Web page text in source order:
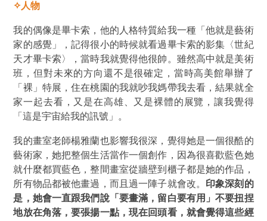
✧人物
我的偶像是畢卡索，他的人格特質給我一種「他就是藝術
家的感覺」，記得很小的時候就看過畢卡索的影集〈世紀
天才畢卡索〉，當時我就覺得他很帥。雖然高中就是美術
班，但對未來的方向還不是很確定，當時高美館舉辦了
「裸」特展，住在桃園的我就吵我媽帶我去看，結果就全
家一起去看，又是在高雄、又是裸體的展覽，讓我覺得
「這是宇宙給我的訊號」。
我的畫室老師楊雅蘭也影響我很深，覺得她是一個很酷的
藝術家，她把整個生活當作一個創作，因為很喜歡藍色她
就什麼都買藍色，整間畫室從牆壁到櫃子都是她的作品，
所有物品都被他畫過，而且過一陣子就會改。
印象深刻的
是，她會一直跟我們說「要畫滿，留白要有用」不要扭捏
地放在角落，要張揚一點，現在回頭看，就會覺得這些經